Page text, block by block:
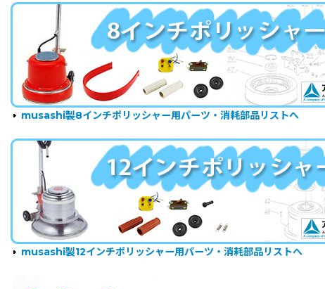
musashi製8インチポリッシャー用パーツ・消耗部品リストへ
musashi製12インチポリッシャー用パーツ・消耗部品リストへ